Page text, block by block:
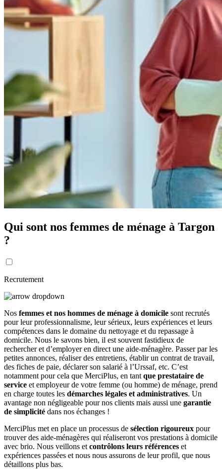
Qui sont nos femmes de ménage à Targon
?
Recrutement
Nos femmes et nos hommes de ménage à domicile sont recrutés
pour leur professionnalisme, leur sérieux, leurs expériences et leurs
compétences dans le domaine du nettoyage et du repassage à
domicile. Nous le savons bien, il est souvent fastidieux de
rechercher et d’employer en direct une aide-ménagère. Passer par les
petites annonces, réaliser des entretiens, établir un contrat de travail,
des fiches de paie, déclarer son salarié à l’Urssaf, etc. C’est
notamment pour cela que MerciPlus, en tant que prestataire de
service et employeur de votre femme (ou homme) de ménage, prend
en charge toutes les démarches légales et administratives. Un
avantage non négligeable pour nos clients mais aussi une garantie
de simplicité dans nos échanges !
MerciPlus met en place un processus de sélection rigoureux pour
trouver des aide-ménagères qui réaliseront vos prestations à domicile
avec brio. Nous veillons et contrôlons leurs références et
expériences passées et nous nous assurons de leur profil, que nous
détaillons plus bas.